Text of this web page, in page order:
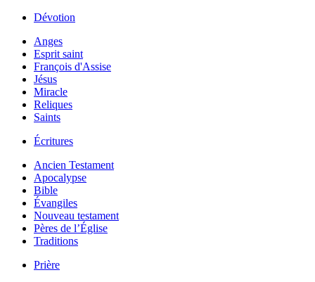
Dévotion
Anges
Esprit saint
François d'Assise
Jésus
Miracle
Reliques
Saints
Écritures
Ancien Testament
Apocalypse
Bible
Évangiles
Nouveau testament
Pères de l’Église
Traditions
Prière